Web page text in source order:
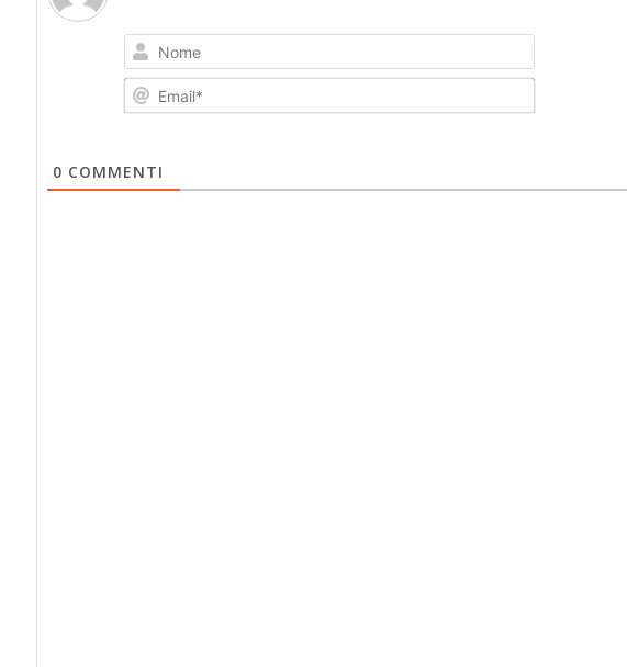
Nome
Email*
0 COMMENTI